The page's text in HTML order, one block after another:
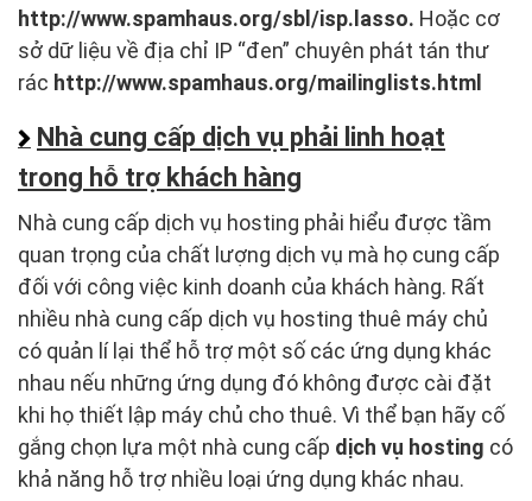
http://www.spamhaus.org/sbl/isp.lasso. Hoặc cơ
sở dữ liệu về địa chỉ IP “đen” chuyên phát tán thư
rác http://www.spamhaus.org/mailinglists.html
Nhà cung cấp dịch vụ phải linh hoạt
trong hỗ trợ khách hàng
Nhà cung cấp dịch vụ hosting phải hiểu được tầm
quan trọng của chất lượng dịch vụ mà họ cung cấp
đối với công việc kinh doanh của khách hàng. Rất
nhiều nhà cung cấp dịch vụ hosting thuê máy chủ
có quản lí lại thể hỗ trợ một số các ứng dụng khác
nhau nếu những ứng dụng đó không được cài đặt
khi họ thiết lập máy chủ cho thuê. Vì thể bạn hãy cố
gắng chọn lựa một nhà cung cấp dịch vụ hosting có
khả năng hỗ trợ nhiều loại ứng dụng khác nhau.